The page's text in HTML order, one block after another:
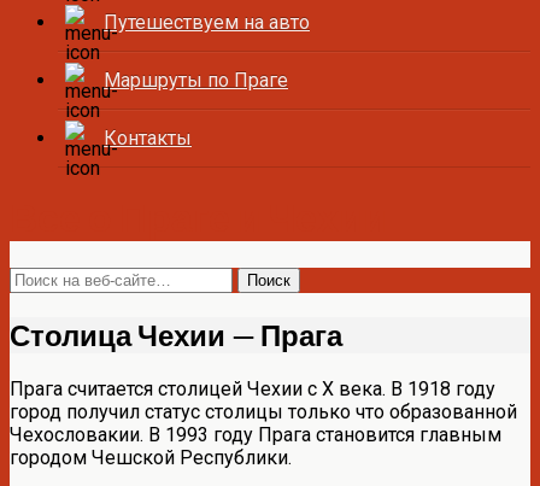
Путешествуем на авто
Маршруты по Праге
Контакты
Столица Чехии — Прага
Прага считается столицей Чехии с Х века. В 1918 году
город получил статус столицы только что образованной
Чехословакии. В 1993 году Прага становится главным
городом Чешской Республики.